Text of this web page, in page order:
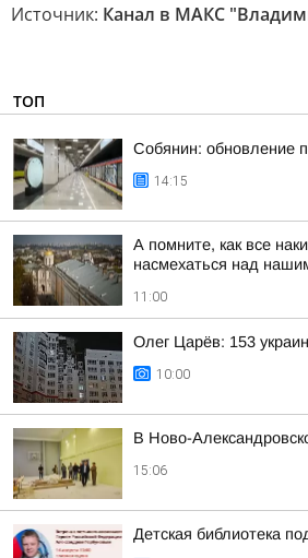
Источник: Канал в МАКС
ТОП
Собянин: обновление
14:15
А помните, как все
насмехаться над
11:00
Олег Царёв: 153
10:00
В Ново-
15:06
Детская библиотека